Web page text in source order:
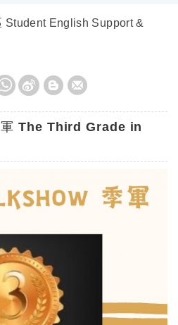
Student English Support &
The Third Grade in